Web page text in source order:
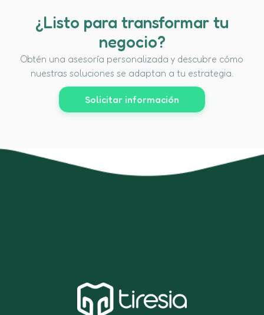
¿Listo para transformar tu
negocio?
Obtén una asesoría personalizada y descubre cómo
nuestras soluciones se adaptan a tu estrategia.
Solicitar información